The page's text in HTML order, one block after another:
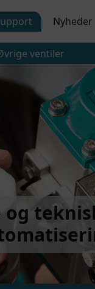
Nyheder
ventiler